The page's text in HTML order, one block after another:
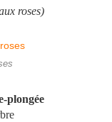
roses)
plongée